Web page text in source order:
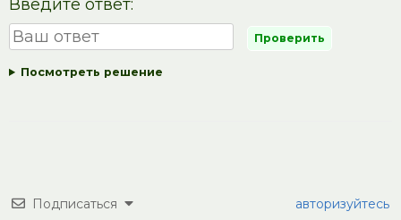
Введите ответ:
Посмотреть решение
Подписаться авторизуйтесь